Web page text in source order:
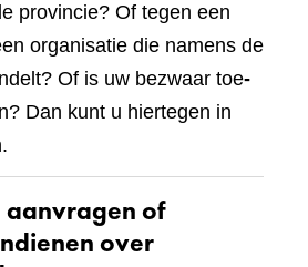
provincie? Of tegen een
organisatie die namens de
Of is uw bezwaar toe-
Dan kunt u hiertegen in
of
over